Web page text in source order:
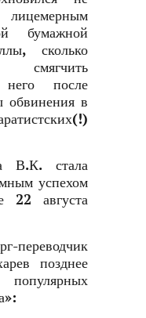
бумажной
сколько
после
обвинения в
В.К. стала
успехом
22 августа
переводчик
позднее